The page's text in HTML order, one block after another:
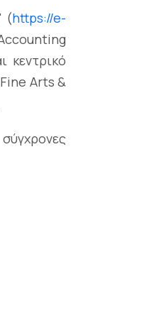
(https://e-
Arts &